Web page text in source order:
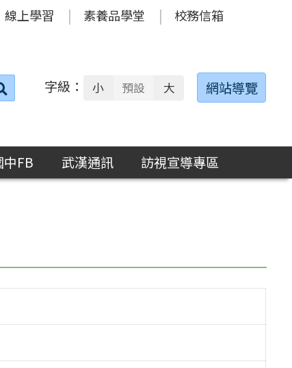
線上學習 素養品學堂 校務信箱
搜
字級： 小 預設 大 網站導覽
中FB 武漢通訊
訪視宣導專區